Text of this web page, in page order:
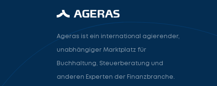
Ageras ist ein international agierender,
unabhängiger Marktplatz für
Buchhaltung, Steuerberatung und
anderen Experten der Finanzbranche.